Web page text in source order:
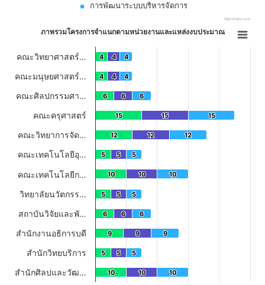
การพัฒนาระบบบริหารจัดการ
Highcharts.com
End of interactive chart.
ภาพรวมโครงการจำแนกตามหน่วยงานและแหล่งงบประมาณ
Bar chart with 3 data series.
The chart has 1 X axis displaying categories.
The chart has 1 Y axis displaying โครงการ. Data ranges from 4 to 45.
ภาพรวมโครงการจำแนกตามหน่วยงานและแหล่งงบประมาณ
4
4
4
4
6
6
15
15
12
12
5
5
10
10
5
5
6
6
9
9
5
5
10
10
4
4
4
4
6
6
15
15
12
12
5
5
10
10
5
5
6
6
9
9
5
5
10
10
4
4
4
4
6
6
15
15
12
12
5
5
10
10
5
5
6
6
9
9
5
5
10
10
คณะวิทยาศาสตร์…
คณะมนุษยศาสตร์…
คณะศิลปกรรมศา…
คณะครุศาสตร์
คณะวิทยาการจัด…
คณะเทคโนโลยีอุ…
คณะเทคโนโลยีก…
วิทยาลัยนวัตกรร…
สถาบันวิจัยและพั…
สำนักงานอธิการบดี
สำนักวิทยบริการ
สำนักศิลปและวัฒ…